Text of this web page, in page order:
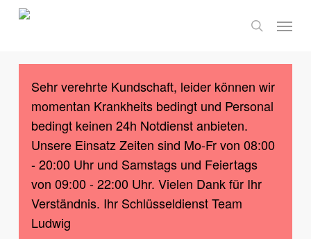
Skip
content
search
Menu
Sehr verehrte Kundschaft, leider können wir
momentan Krankheits bedingt und Personal
bedingt keinen 24h Notdienst anbieten.
Unsere Einsatz Zeiten sind Mo-Fr von 08:00
- 20:00 Uhr und Samstags und Feiertags
von 09:00 - 22:00 Uhr. Vielen Dank für Ihr
Verständnis. Ihr Schlüsseldienst Team
Ludwig